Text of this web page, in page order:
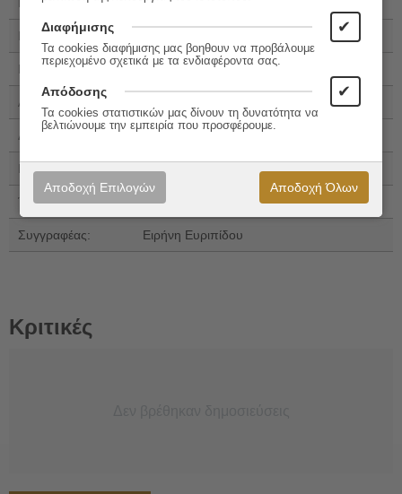
ISBN:
ISBN 13: 978-960-521-233-9
Αριθμός Σελίδων:
Διαστάσεις: 23x17
Εξώφυλλο: Μαλακό εξώφυλλο
Έτος Έκδοσης: 2011
Συγγραφέας: Ειρήνη Ευριπίδου
Κριτικές
Διαφήμισης ✔
Τα cookies διαφήμισης μας βοηθουν να προβάλουμε
περιεχομένο σχετικά με τα ενδιαφέροντα σας.
Απόδοσης ✔
Τα cookies στατιστικών μας δίνουν τη δυνατότητα να
βελτιώνουμε την εμπειρία που προσφέρουμε.
Αποδοχή Επιλογών Αποδοχή Όλων